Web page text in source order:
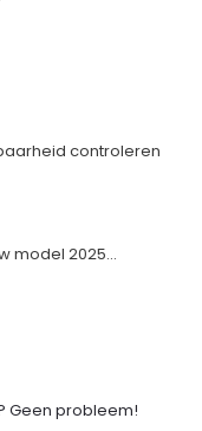
controleren
model 2025...
Geen probleem!